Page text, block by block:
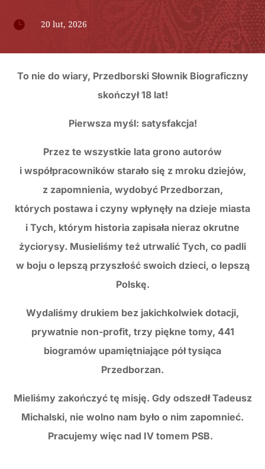
 20 lut, 2026
To nie do wiary, Przedborski Słownik Biograficzny
skończył 18 lat!
Pierwsza myśl: satysfakcja!
Przez te wszystkie lata grono autorów
i współpracowników starało się z mroku dziejów,
z zapomnienia, wydobyć Przedborzan,
których postawa i czyny wpłynęły na dzieje miasta
i Tych, którym historia zapisała nieraz okrutne
życiorysy. Musieliśmy też utrwalić Tych, co padli
w boju o lepszą przyszłość swoich dzieci, o lepszą
Polskę.
Wydaliśmy drukiem bez jakichkolwiek dotacji,
prywatnie non-profit, trzy piękne tomy, 441
biogramów upamiętniające pół tysiąca
Przedborzan.
Mieliśmy zakończyć tę misję. Gdy odszedł Tadeusz
Michalski, nie wolno nam było o nim zapomnieć.
Pracujemy więc nad IV tomem PSB.